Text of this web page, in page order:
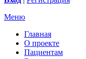
Меню
Главная
О проекте
Пациентам